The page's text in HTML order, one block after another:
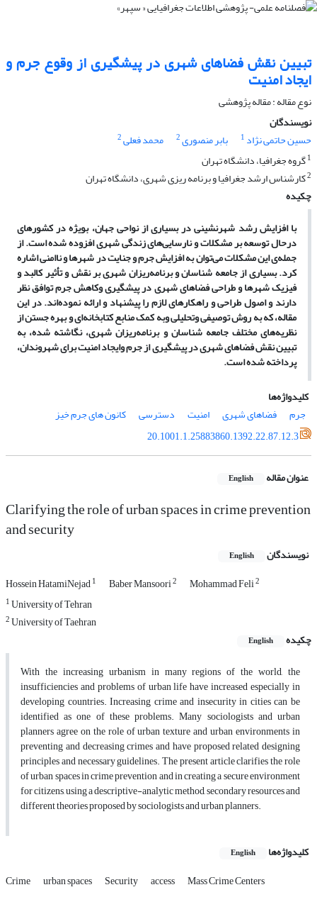
تبیین نقش فضاهای شهری در پیشگیری از وقوع جرم و
ایجاد امنیت
نوع مقاله : مقاله پژوهشی
نویسندگان
حسین حاتمی نژاد 1 بابر منصوری2 محمد فعلی2
1گروه جغرافیا، دانشگاه تهران
2کارشناس ارشد جغرافیا و برنامه ریزی شهری، دانشگاه تهران
چکیده
با افزایش رشد شهرنشینی در بسیاری از نواحی جهان، بویژه در کشورهای
درحال توسعه بر مشکلات و نارسایی‌های زندگی شهری افزوده شده است. از
جمله‌ی این مشکلات می‌توان به افزایش جرم و جنایت در شهرها و ناامنی اشاره
کرد. بسیاری از جامعه شناسان و برنامه‌‌ریزان شهری بر نقش و تأثیر کالبد و
فیزیک شهرها و طراحی فضاهای شهری در پیشگیری وکاهش جرم توافق نظر
دارند و اصول طراحی و راهکارهای لازم را پیشنهاد و ارائه نموده‌اند. در این
مقاله، که به روش توصیفی وتحلیلی وبه کمک منابع کتابخانه‌ای و بهره جستن از
نظریه‌های مختلف جامعه شناسان و برنامه‌ریزان شهری، نگاشته شده، به
تبیین نقش فضاهای شهری در پیشگیری از جرم وایجاد امنیت برای شهروندان،
پرداخته شده است.
کلیدواژه‌ها
جرم
فضاهای شهری امنیت دسترسی
کانون های جرم خیز
20.1001.1.25883860.1392.22.87.12.3
عنوان مقاله English
Clarifying the role of urban spaces in crime prevention
and security
نویسندگان English
Hossein HatamiNejad1 Baber Mansoori2 Mohammad Feli2
1University of Tehran
2University of Taehran
چکیده
English
With the increasing urbanism in many regions of the world, the
insufficiencies and problems of urban life have increased especially in
developing countries. Increasing crime and insecurity in cities can be
identified as one of these problems. Many sociologists and urban
planners agree on the role of urban texture and urban environments in
preventing and decreasing crimes and have proposed related designing
principles and necessary guidelines. The present article clarifies the role
of urban spaces in crime prevention and in creating a secure environment
for citizens, using a descriptive-analytic method, secondary resources and
different theories proposed by sociologists and urban planners.
کلیدواژه‌ها English
Crime urban spaces Security access Mass Crime Centers